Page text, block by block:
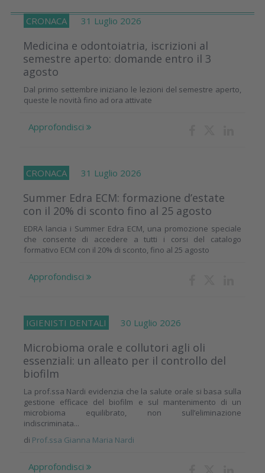
CRONACA 31 Luglio 2026
Medicina e odontoiatria, iscrizioni al
semestre aperto: domande entro il 3
agosto
Dal primo settembre iniziano le lezioni del semestre aperto,
queste le novità fino ad ora attivate
Approfondisci
CRONACA 31 Luglio 2026
Summer Edra ECM: formazione d’estate
con il 20% di sconto fino al 25 agosto
EDRA lancia i Summer Edra ECM, una promozione speciale
che consente di accedere a tutti i corsi del catalogo
formativo ECM con il 20% di sconto, fino al 25 agosto
Approfondisci
IGIENISTI DENTALI 30 Luglio 2026
Microbioma orale e collutori agli oli
essenziali: un alleato per il controllo del
biofilm
La prof.ssa Nardi evidenzia che la salute orale si basa sulla
gestione efficace del biofilm e sul mantenimento di un
microbioma equilibrato, non sull’eliminazione
indiscriminata...
di Prof.ssa Gianna Maria Nardi
Approfondisci